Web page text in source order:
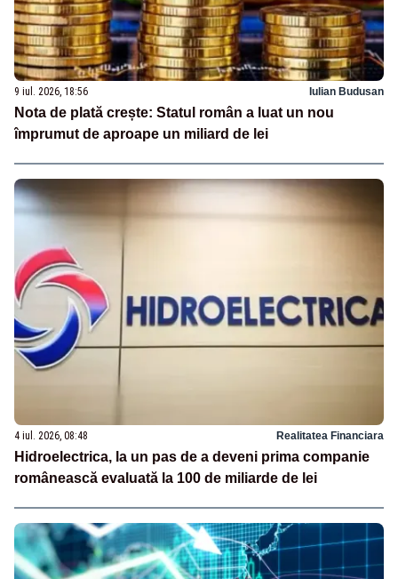
9 iul. 2026, 18:56 Iulian Budusan
Nota de plată crește: Statul român a luat un nou
împrumut de aproape un miliard de lei
4 iul. 2026, 08:48 Realitatea Financiara
Hidroelectrica, la un pas de a deveni prima companie
românească evaluată la 100 de miliarde de lei